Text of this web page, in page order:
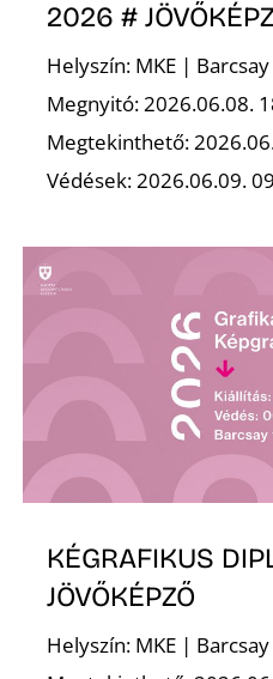
2026 #
Helyszín: MKE |
Megnyitó: 2026.06.08.
Megtekinthető:
Védések: 2026.06.09.
KÉGRAFIKUS
JÖVŐKÉPZŐ
Helyszín: MKE |